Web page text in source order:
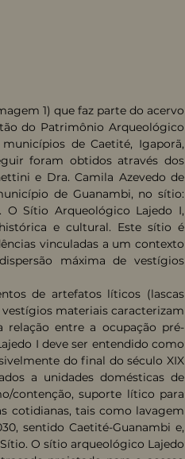
1) que faz parte do acervo
do Patrimônio Arqueológico
de Caetité, Igaporã,
foram obtidos através dos
e Dra. Camila Azevedo de
de Guanambi, no sítio:
O Sítio Arqueológico Lajedo I,
e cultural. Este sítio é
vinculadas a um contexto
máxima de vestígios
de artefatos líticos (lascas
materiais caracterizam
entre a ocupação pré-
I deve ser entendido como
do final do século XIX
a unidades domésticas de
contenção, suporte lítico para
cotidianas, tais como lavagem
sentido Caetité-Guanambi e,
O sítio arqueológico Lajedo